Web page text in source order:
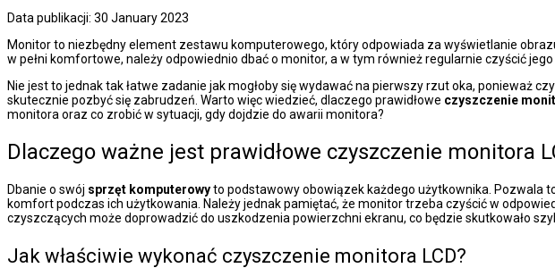
Data publikacji: 30 January 2023
Monitor to niezbędny element zestawu komputerowego, który odpowiada za wyświetlanie
w pełni komfortowe, należy odpowiednio dbać o monitor, a w tym również regularnie czyścić
Nie jest to jednak tak łatwe zadanie jak mogłoby się wydawać na pierwszy rzut oka, ponieważ
skutecznie pozbyć się zabrudzeń. Warto więc wiedzieć, dlaczego prawidłowe czyszczenie
monitora oraz co zrobić w sytuacji, gdy dojdzie do awarii monitora?
Dlaczego ważne jest prawidłowe czyszczenie monitora
Dbanie o swój sprzęt komputerowyto podstawowy obowiązek każdego użytkownika. Pozwala
komfort podczas ich użytkowania. Należy jednak pamiętać, że monitor trzeba czyścić w
czyszczących może doprowadzić do uszkodzenia powierzchni ekranu, co będzie skutkowało
Jak właściwie wykonać czyszczenie monitora LCD?